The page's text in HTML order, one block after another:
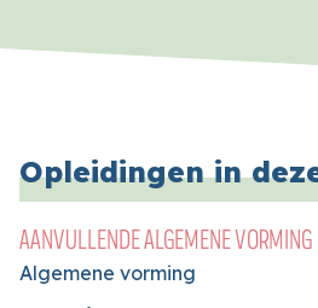
Opleidingen in
AANVULLENDE ALGEMENE VORMING
Algemene vorming